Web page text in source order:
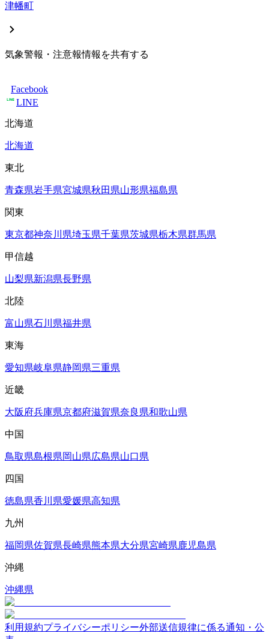
津幡町
気象警報・注意報情報を共有する
Facebook
LINE
北海道
北海道
東北
青森県岩手県宮城県秋田県山形県福島県
関東
東京都神奈川県埼玉県千葉県茨城県栃木県群馬県
甲信越
山梨県新潟県長野県
北陸
富山県石川県福井県
東海
愛知県岐阜県静岡県三重県
近畿
大阪府兵庫県京都府滋賀県奈良県和歌山県
中国
鳥取県島根県岡山県広島県山口県
四国
徳島県香川県愛媛県高知県
九州
福岡県佐賀県長崎県熊本県大分県宮崎県鹿児島県
沖縄
沖縄県
利用規約プライバシーポリシー外部送信規律に係る通知・公